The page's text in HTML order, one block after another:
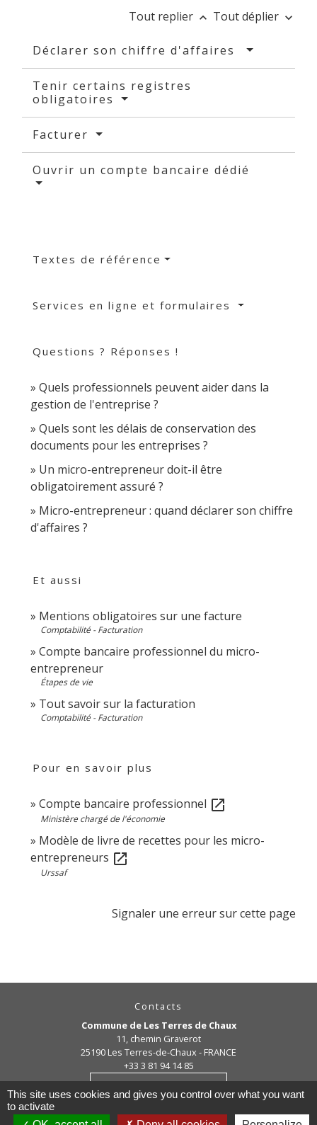
Tout replier keyboard_arrow_up Tout déplier keyboard_arrow_down
Déclarer son chiffre d'affaires
Tenir certains registres
obligatoires
Facturer
Ouvrir un compte bancaire dédié
Textes de référence
Services en ligne et formulaires
Questions ? Réponses !
Quels professionnels peuvent aider dans la
gestion de l'entreprise ?
Quels sont les délais de conservation des
documents pour les entreprises ?
Un micro-entrepreneur doit-il être
obligatoirement assuré ?
Micro-entrepreneur : quand déclarer son chiffre
d'affaires ?
Et aussi
Mentions obligatoires sur une facture
Comptabilité - Facturation
Compte bancaire professionnel du micro-
entrepreneur
Étapes de vie
Tout savoir sur la facturation
Comptabilité - Facturation
Pour en savoir plus
Compte bancaire professionnel open_in_new
Ministère chargé de l'économie
Modèle de livre de recettes pour les micro-
entrepreneurs open_in_new
Urssaf
Signaler une erreur sur cette page
Contacts
Commune de Les Terres de Chaux
11, chemin Graverot
25190 Les Terres-de-Chaux - FRANCE
+33 3 81 94 14 85
Contact par formulaire
This site uses cookies and gives you control over what you want
to activate